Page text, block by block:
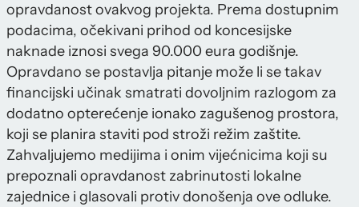
opravdanost ovakvog projekta. Prema dostupnim
podacima, očekivani prihod od koncesijske
naknade iznosi svega 90.000 eura godišnje.
Opravdano se postavlja pitanje može li se takav
financijski učinak smatrati dovoljnim razlogom za
dodatno opterećenje ionako zagušenog prostora,
koji se planira staviti pod stroži režim zaštite.
Zahvaljujemo medijima i onim vijećnicima koji su
prepoznali opravdanost zabrinutosti lokalne
zajednice i glasovali protiv donošenja ove odluke.